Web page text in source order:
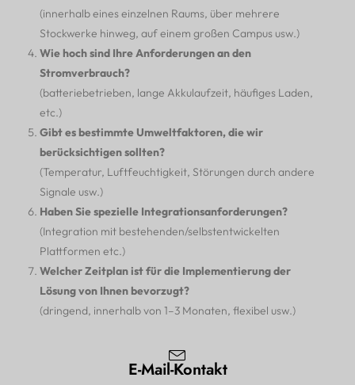
(innerhalb eines einzelnen Raums, über mehrere
Stockwerke hinweg, auf einem großen Campus usw.)
Wie hoch sind Ihre Anforderungen an den
Stromverbrauch?
(batteriebetrieben, lange Akkulaufzeit, häufiges Laden,
etc.)
Gibt es bestimmte Umweltfaktoren, die wir
berücksichtigen sollten?
(Temperatur, Luftfeuchtigkeit, Störungen durch andere
Signale usw.)
Haben Sie spezielle Integrationsanforderungen?
(Integration mit bestehenden/selbstentwickelten
Plattformen etc.)
Welcher Zeitplan ist für die Implementierung der
Lösung von Ihnen bevorzugt?
(dringend, innerhalb von 1–3 Monaten, flexibel usw.)
E-Mail-Kontakt